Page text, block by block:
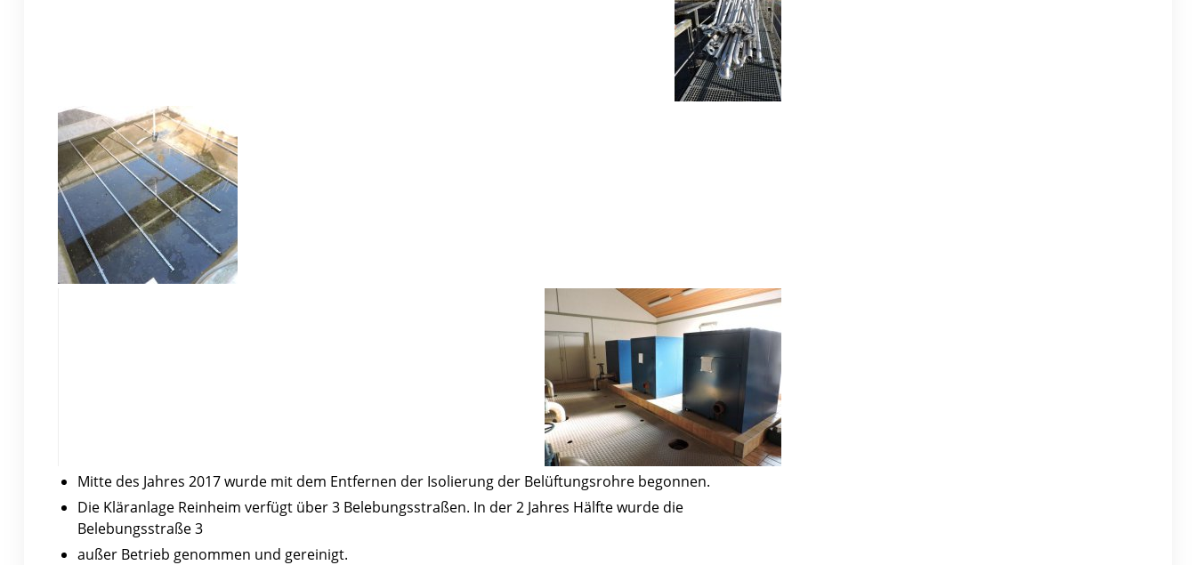
Mitte des Jahres 2017 wurde mit dem Entfernen der Isolierung der Belüftungsrohre begonnen.
Die Kläranlage Reinheim verfügt über 3 Belebungsstraßen. In der 2 Jahres Hälfte wurde die
Belebungsstraße 3
außer Betrieb genommen und gereinigt.